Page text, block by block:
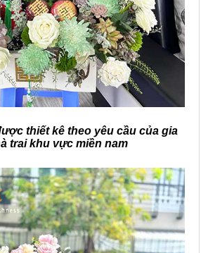
thiết kê theo yêu cầu của gia
trai khu vực miền nam